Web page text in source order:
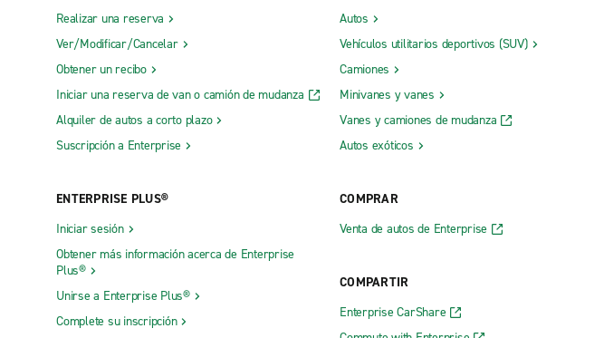
Realizar una reserva
Ver/Modificar/Cancelar
Obtener un recibo
Iniciar una reserva de van o camión de mudanza
Alquiler de autos a corto plazo
Suscripción a Enterprise
ENTERPRISE PLUS®
Iniciar sesión
Obtener más información acerca de Enterprise
Plus®
Unirse a Enterprise Plus®
Complete su inscripción
Autos
Vehículos utilitarios deportivos (SUV)
Camiones
Minivanes y vanes
Vanes y camiones de mudanza
Autos exóticos
COMPRAR
Venta de autos de Enterprise
COMPARTIR
Enterprise CarShare